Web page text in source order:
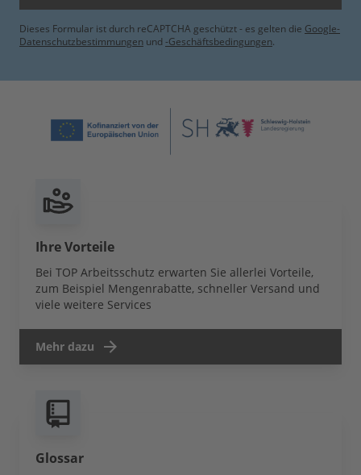
Dieses Formular ist durch reCAPTCHA geschützt - es gelten die Google-
Datenschutzbestimmungen und -Geschäftsbedingungen.
Ihre Vorteile
Bei TOP Arbeitsschutz erwarten Sie allerlei Vorteile,
zum Beispiel Mengenrabatte, schneller Versand und
viele weitere Services
Mehr dazu
Glossar